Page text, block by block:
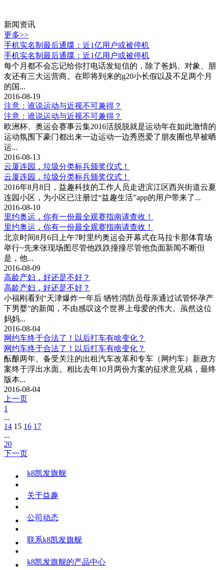
新闻资讯
更多>>
手机实名制最后通牒：近1亿用户或被停机
手机实名制最后通牒：近1亿用户或被停机
每个月都不会忘记给你打电话发短信的，除了爸妈、对象、朋
友还有三大运营商。在即将到来的g20小长假以及不足两个月
的国...
2016-08-19
注意：谁说运动与近视不可兼得？
注意：谁说运动与近视不可兼得？
欧洲杯、奥运会赛事云集2016活脱脱就是运动年在如此激情的
运动氛围下豪门都出来一边运动一边秀恩爱了朋友圈也早被晒
运...
2016-08-13
云厦连园，垃圾分类标兵颁奖仪式！
云厦连园，垃圾分类标兵颁奖仪式！
2016年8月8日，益趣科技的工作人员走进滨江区西兴街道云夏
连园小区，为小区已注册过“益趣生活”app的用户带来了...
2016-08-10
里约奥运，你有一份最全观赛指南请查收！
里约奥运，你有一份最全观赛指南请查收！
北京时间8月6日上午7时里约奥运会开幕式在马拉卡那体育场
举行~先来张现场图尽管他跌跌撞撞尽管他负面新闻不断但
是，他...
2016-08-09
高龄产妇，好还是不好？
高龄产妇，好还是不好？
小福刚看到“天津爆炸一年后 牺牲消防员母亲通过试管怀孕产
下男婴”的新闻，不由感叹这个世界上母爱的伟大。虽然这位
妈妈...
2016-08-04
网约车终于合法了！以后打车有啥变化？
网约车终于合法了！以后打车有啥变化？
酝酿两年、备受关注的出租汽车改革和专车（网约车）新政方
案终于浮出水面。相比去年10月两份方案的征求意见稿，最终
版本...
2016-08-04
上一页
1
...
14 15 16 17
...
20
下一页
k8凯发旗舰
关于益趣
公司动态
联系k8凯发旗舰
k8凯发旗舰的产品中心